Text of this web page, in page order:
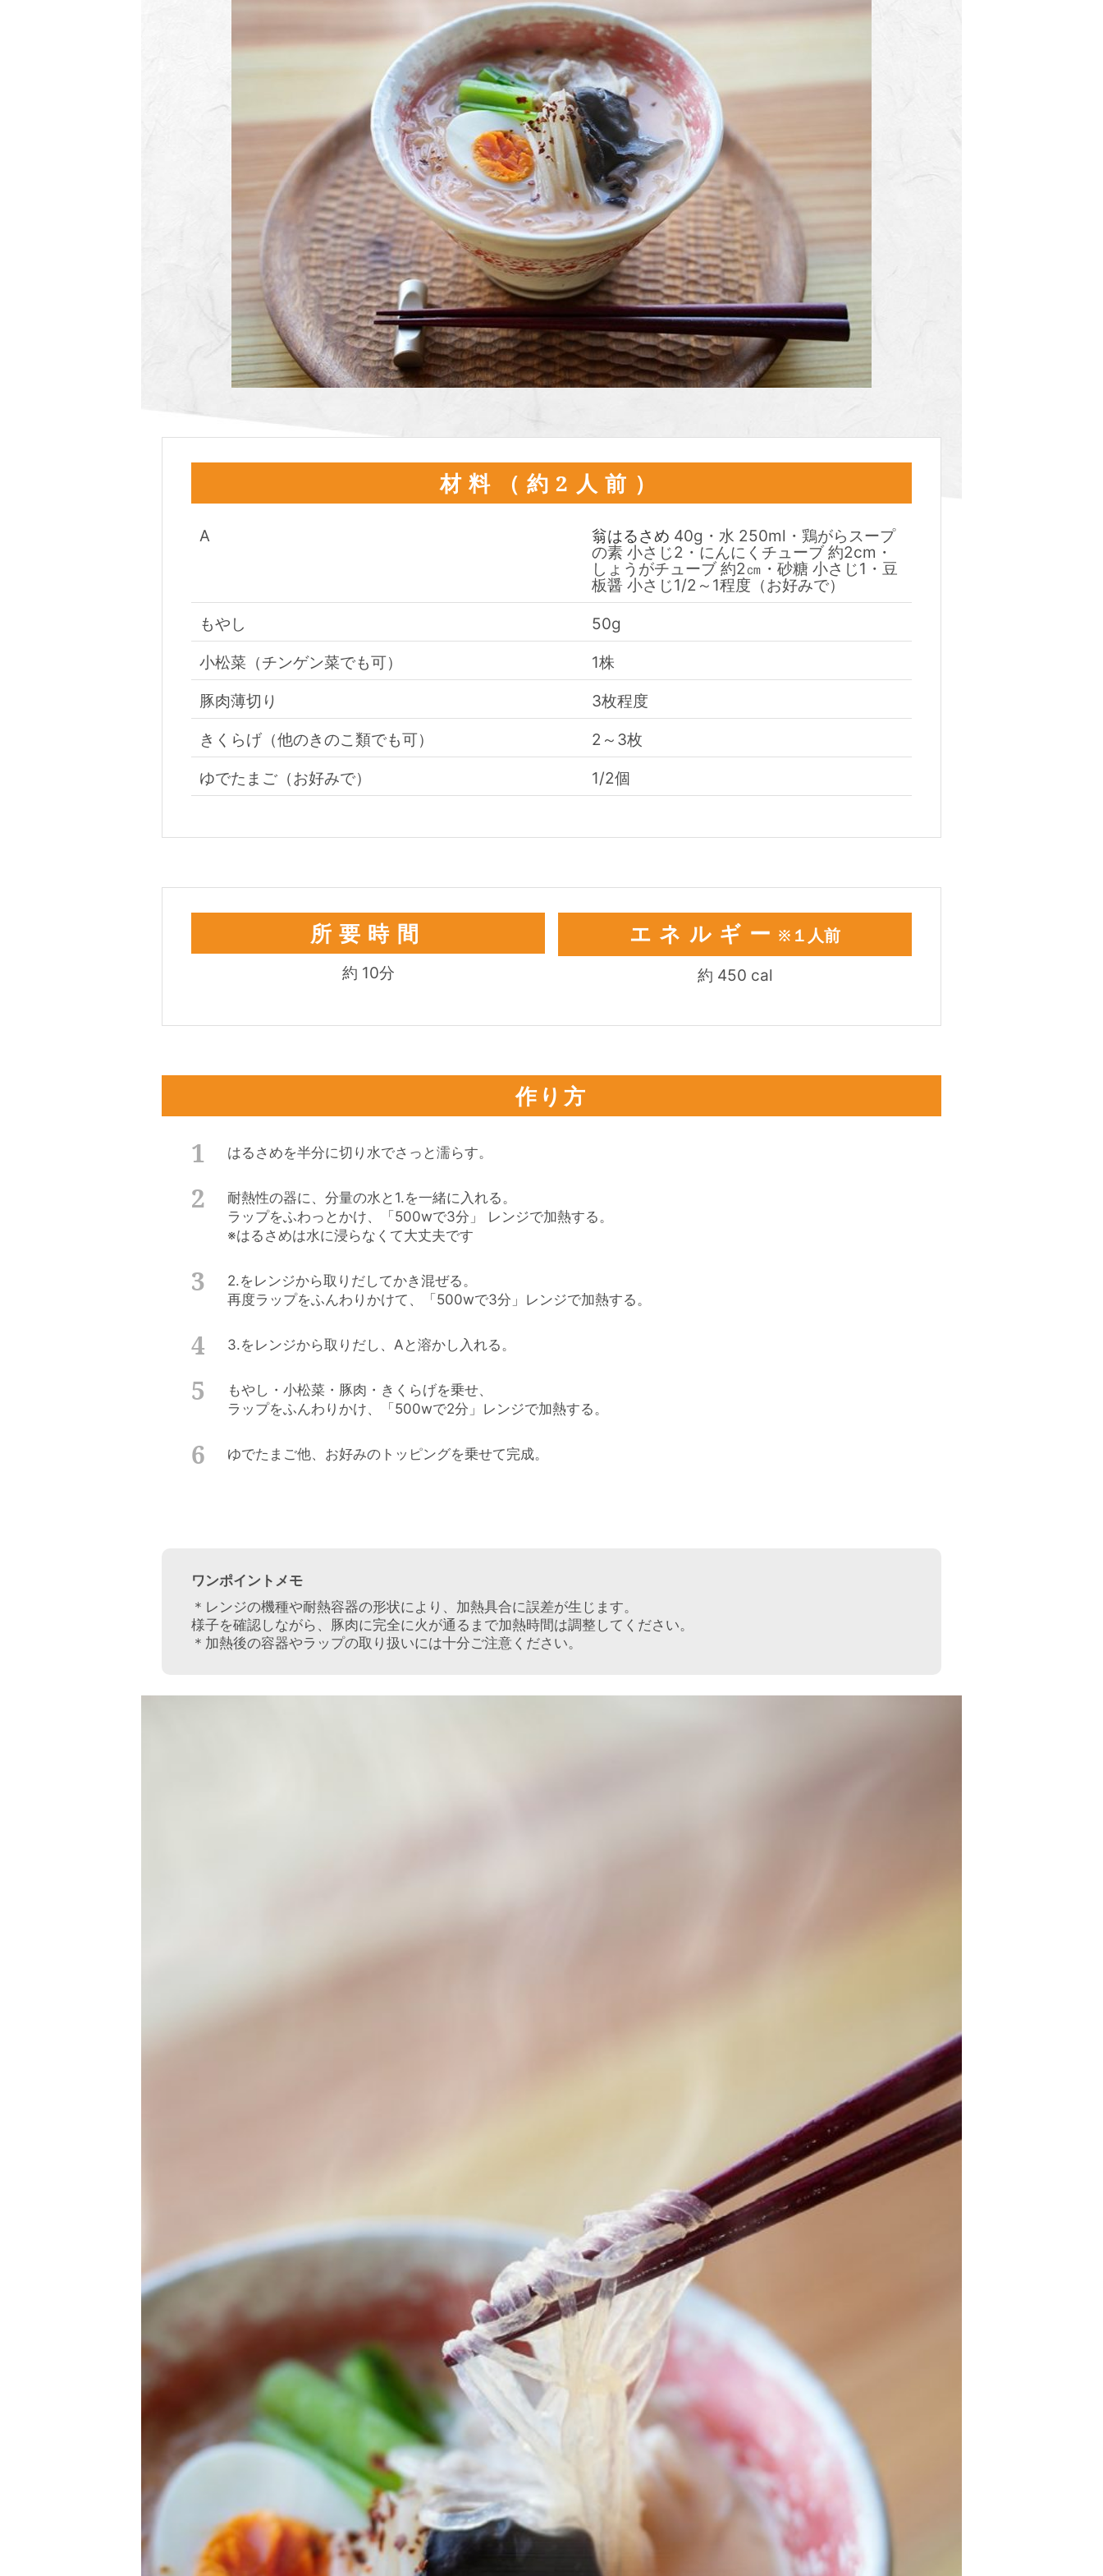
材料（約2人前）
A 翁はるさめ 40g・水 250ml・鶏がらスープ
の素 小さじ2・にんにくチューブ 約2cm・
しょうがチューブ 約2㎝・砂糖 小さじ1・豆
板醤 小さじ1/2～1程度（お好みで）
もやし 50g
小松菜（チンゲン菜でも可） 1株
豚肉薄切り 3枚程度
きくらげ（他のきのこ類でも可） 2～3枚
ゆでたまご（お好みで） 1/2個
所要時間
約 10分
エネルギー ※１人前
約 450 cal
作り方
はるさめを半分に切り水でさっと濡らす。
耐熱性の器に、分量の水と1.を一緒に入れる。
ラップをふわっとかけ、「500wで3分」 レンジで加熱する。
※はるさめは水に浸らなくて大丈夫です
2.をレンジから取りだしてかき混ぜる。
再度ラップをふんわりかけて、「500wで3分」レンジで加熱する。
3.をレンジから取りだし、Aと溶かし入れる。
もやし・小松菜・豚肉・きくらげを乗せ、
ラップをふんわりかけ、「500wで2分」レンジで加熱する。
ゆでたまご他、お好みのトッピングを乗せて完成。
ワンポイントメモ
＊レンジの機種や耐熱容器の形状により、加熱具合に誤差が生じます。
様子を確認しながら、豚肉に完全に火が通るまで加熱時間は調整してください。
＊加熱後の容器やラップの取り扱いには十分ご注意ください。